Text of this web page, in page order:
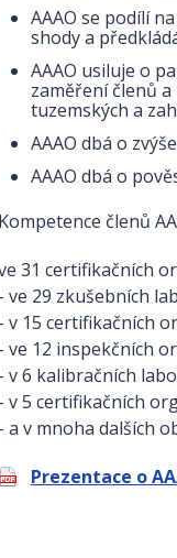
AAAO se podílí
shody a
AAAO usiluje o
zaměření členů
tuzemských a
AAAO dbá o
AAAO dbá o
Kompetence členů
31 certifikačních
- ve 29 zkušebních
- v 15 certifikačních
- ve 12 inspekčních
- v 6 kalibračních
- v 5 certifikačních
- a v mnoha dalších
Prezentace o